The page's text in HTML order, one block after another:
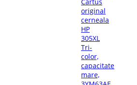
original
cerneala
HP
305XL
Tri-
color,
capacitate
mare,